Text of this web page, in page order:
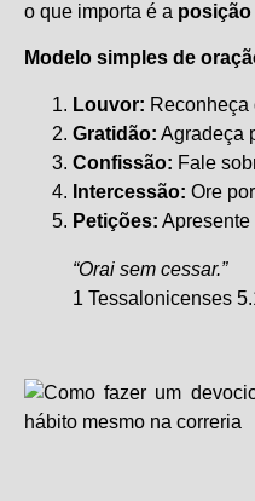
o que importa é a
Modelo simples de
Louvor: Reconheça
Gratidão: Agradeça
Confissão: Fale
Intercessão: Ore
Petições: Apresente
“Orai sem cessar.”
1 Tessalonicenses